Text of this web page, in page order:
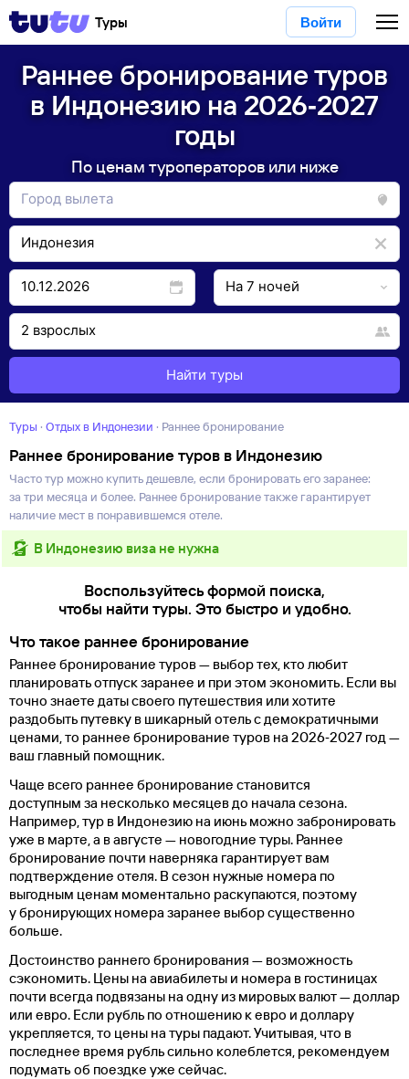
Туры Войти
Раннее бронирование туров
в Индонезию на 2026‑2027
годы
По ценам туроператоров или ниже
Найти туры
Туры · Отдых в Индонезии · Раннее бронирование
Раннее бронирование туров в Индонезию
Часто тур можно купить дешевле, если бронировать его заранее:
за три месяца и более. Раннее бронирование также гарантирует
наличие мест в понравившемся отеле.
в Индонезию виза не нужна
Воспользуйтесь формой поиска,
чтобы найти туры. Это быстро и удобно.
Что такое раннее бронирование
Раннее бронирование туров — выбор тех, кто любит
планировать отпуск заранее и при этом экономить. Если вы
точно знаете даты своего путешествия или хотите
раздобыть путевку в шикарный отель с демократичными
ценами, то раннее бронирование туров на 2026‑2027 год —
ваш главный помощник.
Чаще всего раннее бронирование становится
доступным за несколько месяцев до начала сезона.
Например, тур в Индонезию на июнь можно забронировать
уже в марте, а в августе — новогодние туры. Раннее
бронирование почти наверняка гарантирует вам
подтверждение отеля. В сезон нужные номера по
выгодным ценам моментально раскупаются, поэтому
у бронирующих номера заранее выбор существенно
больше.
Достоинство раннего бронирования — возможность
сэкономить. Цены на авиабилеты и номера в гостиницах
почти всегда подвязаны на одну из мировых валют — доллар
или евро. Если рубль по отношению к евро и доллару
укрепляется, то цены на туры падают. Учитывая, что в
последнее время рубль сильно колеблется, рекомендуем
подумать об поездке уже сейчас.